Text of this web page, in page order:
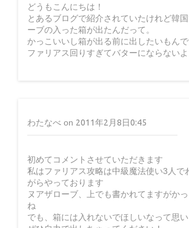
15年前
どうもこんにちは！
とあるブログで紹介されていたけれど韓
ーブの入った箱が出たんだって。
かっこいいし箱が出る前に出したいもん
ファリアス回りすぎてバターにならないよ
わたなべ on 2011年2月8日0:45
初めてコメントさせていただきます
私はファリアス攻略は中級魔法使い3人で
がらやっております
ヌアザローブ、上でも書かれてますがか
ね
でも、箱には入れないでほしいなって思